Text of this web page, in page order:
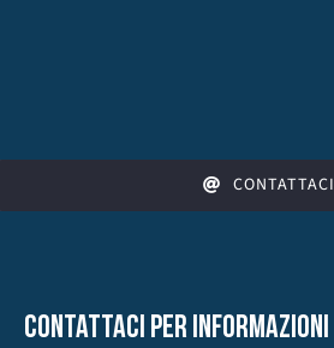
CONTATTACI
CONTATTACI PER INFORMAZIONI